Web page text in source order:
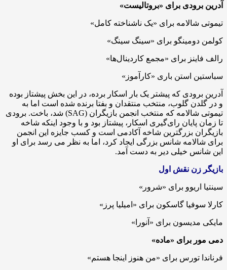
آدرین برودی برای «بروتالیست»
تیموتی شالامه برای «یک ناشناخته کامل»
کولمن دومینگو برای «سینگ سینگ»
رالف فاینز برای «مجمع کاردینال‌ها»
سباستین استن باری «کارآموز»
آدرین برودی که پیشتر یک بار اسکار برده، در این بخش پیشتاز بوده
و در گلدن گلوب، منتخب منتقدان و بفتا برنده شده است اما به
تیموتی شالامه که منتخب انجمن بازیگران (SAG) شد، باخت. برودی
تا زمان پایان رای‌گیری اسکار، پیشتاز بود و با وجود اینکه شاخه
بازیگران بزرگترین شاخه آکادمی است و کسب جایزه این انجمن
برای شالامه شانس بزرگی ایجاد کرد، اما به نظر می رسد برای او
این شانس خیلی دیر به دست آمد.
بازیگر زن نقش اول
سینتیا اریوو برای «شرور»
کارلا سوفیا گاسکون برای «امیلیا پرز»
مایکی مدیسون برای «آنورا»
دمی مور برای «ماده»
فرناندا تورس برای «من هنوز اینجا هستم»